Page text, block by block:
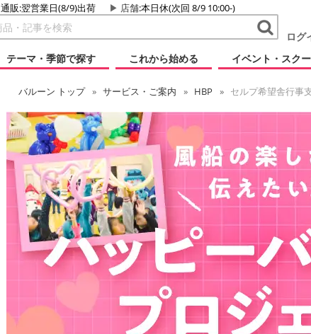
通販:翌営業日(8/9)出荷 店舗:本日休(次回 8/9 10:00-)
ログ
テーマ・季節で探す
これから始める イベント・スク
バルーン トップ サービス・ご案内 HBP セルプ希望舎行事